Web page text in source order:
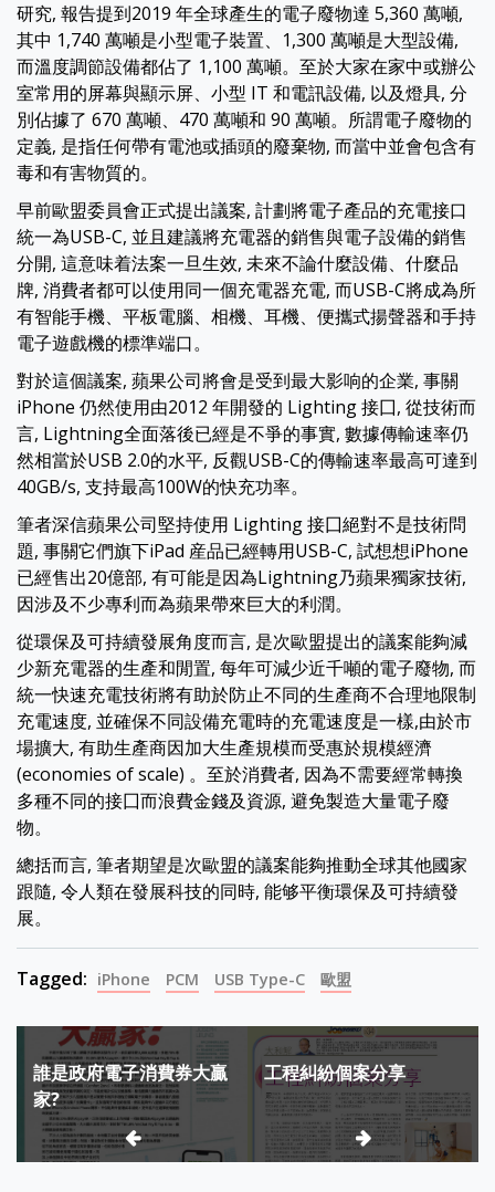
研究, 報告提到2019 年全球產生的電子廢物達 5,360 萬噸,
其中 1,740 萬噸是小型電子裝置、1,300 萬噸是大型設備,
而溫度調節設備都佔了 1,100 萬噸。至於大家在家中或辦公
室常用的屏幕與顯示屏、小型 IT 和電訊設備, 以及燈具, 分
別佔據了 670 萬噸、470 萬噸和 90 萬噸。所謂電子廢物的
定義, 是指任何帶有電池或插頭的廢棄物, 而當中並會包含有
毒和有害物質的。
早前歐盟委員會正式提出議案, 計劃將電子產品的充電接口
統一為USB-C, 並且建議將充電器的銷售與電子設備的銷售
分開, 這意味着法案一旦生效, 未來不論什麼設備、什麼品
牌, 消費者都可以使用同一個充電器充電, 而USB-C將成為所
有智能手機、平板電腦、相機、耳機、便攜式揚聲器和手持
電子遊戲機的標準端口。
對於這個議案, 蘋果公司將會是受到最大影响的企業, 事關
iPhone 仍然使用由2012 年開發的 Lighting 接囗, 從技術而
言, Lightning全面落後已經是不爭的事實, 數據傳輸速率仍
然相當於USB 2.0的水平, 反觀USB-C的傳輸速率最高可達到
40GB/s, 支持最高100W的快充功率。
筆者深信蘋果公司堅持使用 Lighting 接囗絕對不是技術問
題, 事關它們旗下iPad 産品已經轉用USB-C, 試想想iPhone
已經售出20億部, 有可能是因為Lightning乃蘋果獨家技術,
因涉及不少專利而為蘋果帶來巨大的利潤。
從環保及可持續發展角度而言, 是次歐盟提出的議案能夠減
少新充電器的生產和閒置, 每年可減少近千噸的電子廢物, 而
統一快速充電技術將有助於防止不同的生產商不合理地限制
充電速度, 並確保不同設備充電時的充電速度是一樣,由於市
場擴大, 有助生產商因加大生產規模而受惠於規模經濟
(economies of scale) 。至於消費者, 因為不需要經常轉換
多種不同的接囗而浪費金錢及資源, 避免製造大量電子廢
物。
總括而言, 筆者期望是次歐盟的議案能夠推動全球其他國家
跟隨, 令人類在發展科技的同時, 能够平衡環保及可持續發
展。
Tagged: iPhone PCM USB Type-C 歐盟
Post
navigation
誰是政府電子消費券大贏
家?
工程糾紛個案分享